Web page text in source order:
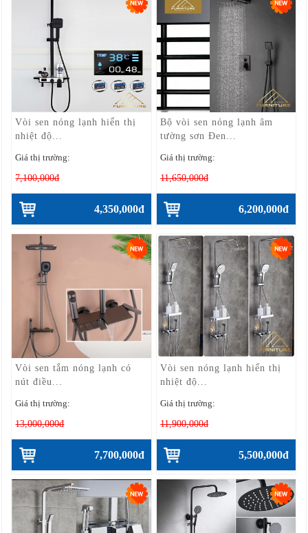
Vòi sen nóng lạnh hiển thị
nhiệt độ...
Giá thị trường:
7,100,000đ
4,350,000đ
Bộ vòi sen nóng lạnh âm
tường sơn Đen...
Giá thị trường:
11,650,000đ
6,200,000đ
Vòi sen tắm nóng lạnh có
nút điều...
Giá thị trường:
13,000,000đ
7,700,000đ
Vòi sen nóng lạnh hiển thị
nhiệt độ...
Giá thị trường:
11,900,000đ
5,500,000đ